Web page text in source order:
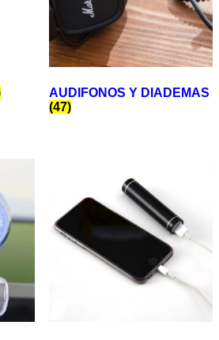
AUDIFONOS Y DIADEMAS
(47)